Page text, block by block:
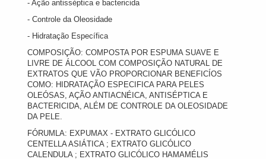
- Ação antisséptica e bactericida
- Controle da Oleosidade
- Hidratação Específica
COMPOSIÇÃO: COMPOSTA POR ESPUMA SUAVE E
LIVRE DE ÁLCOOL COM COMPOSIÇÃO NATURAL DE
EXTRATOS QUE VÃO PROPORCIONAR BENEFICÍOS
COMO: HIDRATAÇÃO ESPECIFICA PARA PELES
OLEÓSAS, AÇÃO ANTIACNÉICA, ANTISÉPTICA E
BACTERICIDA, ALÉM DE CONTROLE DA OLEOSIDADE
DA PELE.
FÓRUMLA: EXPUMAX - EXTRATO GLICÓLICO
CENTELLA ASIÁTICA ; EXTRATO GLICÓLICO
CALENDULA ; EXTRATO GLICÓLICO HAMAMÉLIS